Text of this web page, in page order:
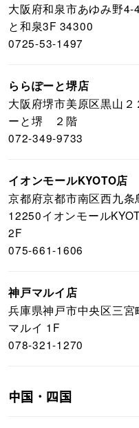
大阪府和泉市あゆみ野4-
と和泉3F 34300
0725-53-1497
ららぽーと堺店
大阪府堺市美原区黒山
ーと堺 ２階
072-349-9733
イオンモールKYOTO店
京都府京都市南区西九条
12250イオンモール
2F
075-661-1606
神戸マルイ店
兵庫県神戸市中央区三
マルイ 1F
078-321-1270
中国・四国